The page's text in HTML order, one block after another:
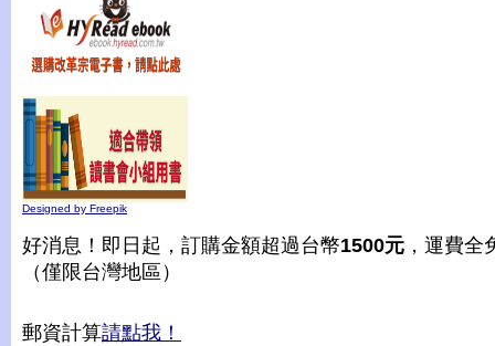
Designed by Freepik
好消息！即日起，訂購金額超過台幣1500元 ，運費全
（僅限台灣地區）
郵資計算請點我！